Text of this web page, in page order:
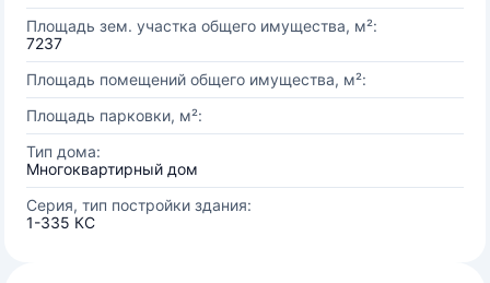
Площадь зем. участка общего имущества, м²:
7237
Площадь помещений общего имущества, м²:
Площадь парковки, м²:
Тип дома:
Многоквартирный дом
Серия, тип постройки здания:
1-335 КС